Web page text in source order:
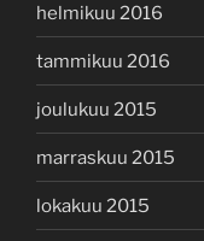
helmikuu 2016
tammikuu 2016
joulukuu 2015
marraskuu 2015
lokakuu 2015